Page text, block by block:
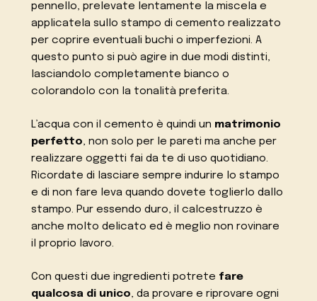
pennello, prelevate lentamente la miscela e
applicatela sullo stampo di cemento realizzato
per coprire eventuali buchi o imperfezioni. A
questo punto si può agire in due modi distinti,
lasciandolo completamente bianco o
colorandolo con la tonalità preferita.
L’acqua con il cemento è quindi un matrimonio
perfetto, non solo per le pareti ma anche per
realizzare oggetti fai da te di uso quotidiano.
Ricordate di lasciare sempre indurire lo stampo
e di non fare leva quando dovete toglierlo dallo
stampo. Pur essendo duro, il calcestruzzo è
anche molto delicato ed è meglio non rovinare
il proprio lavoro.
Con questi due ingredienti potrete fare
qualcosa di unico, da provare e riprovare ogni